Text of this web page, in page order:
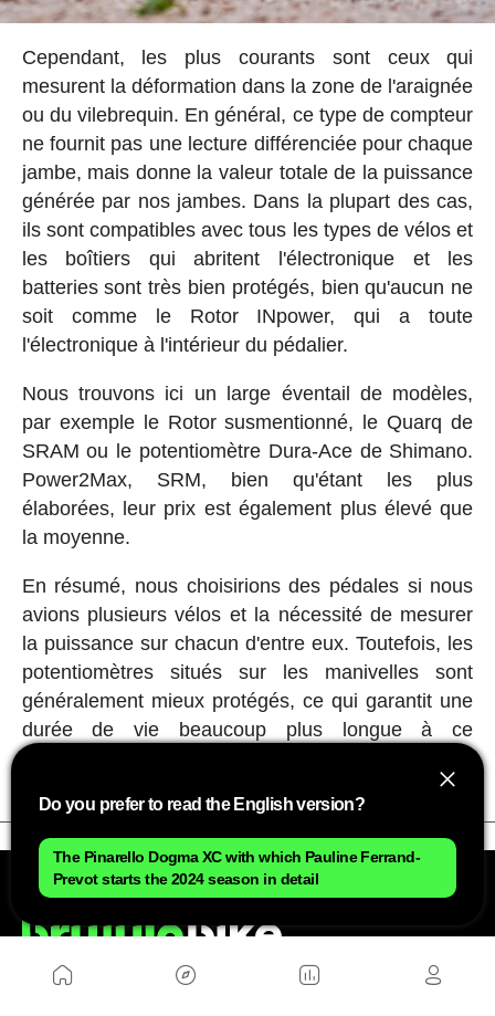
Cependant, les plus courants sont ceux qui
mesurent la déformation dans la zone de l'araignée
ou du vilebrequin. En général, ce type de compteur
ne fournit pas une lecture différenciée pour chaque
jambe, mais donne la valeur totale de la puissance
générée par nos jambes. Dans la plupart des cas,
ils sont compatibles avec tous les types de vélos et
les boîtiers qui abritent l'électronique et les
batteries sont très bien protégés, bien qu'aucun ne
soit comme le Rotor INpower, qui a toute
l'électronique à l'intérieur du pédalier.
Nous trouvons ici un large éventail de modèles,
par exemple le Rotor susmentionné, le Quarq de
SRAM ou le potentiomètre Dura-Ace de Shimano.
Power2Max, SRM, bien qu'étant les plus
élaborées, leur prix est également plus élevé que
la moyenne.
En résumé, nous choisirions des pédales si nous
avions plusieurs vélos et la nécessité de mesurer
la puissance sur chacun d'entre eux. Toutefois, les
potentiomètres situés sur les manivelles sont
généralement mieux protégés, ce qui garantit une
durée de vie beaucoup plus longue à ce
Do you prefer to read the English version?
The Pinarello Dogma XC with which Pauline Ferrand-
Prevot starts the 2024 season in detail